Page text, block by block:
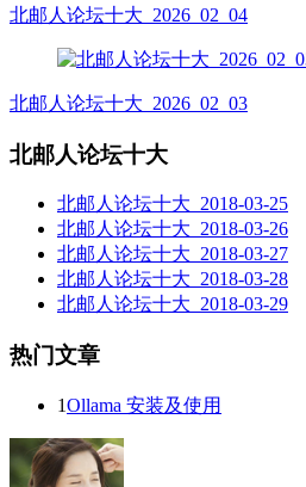
北邮人论坛十大_2026_02_04
北邮人论坛十大_2026_02_03
北邮人论坛十大
北邮人论坛十大_2018-03-25
北邮人论坛十大_2018-03-26
北邮人论坛十大_2018-03-27
北邮人论坛十大_2018-03-28
北邮人论坛十大_2018-03-29
热门文章
1Ollama 安装及使用